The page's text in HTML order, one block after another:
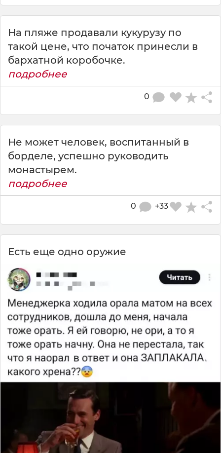
На пляже продавали кукурузу по
такой цене, что початок принесли в
бархатной коробочке.
подробнее
0
Не может человек, воспитанный в
борделе, успешно руководить
монастырем.
подробнее
+33
0
Есть еще одно оружие